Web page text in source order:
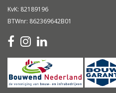
KvK: 82189196
BTWnr: 862369642B01